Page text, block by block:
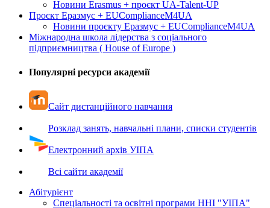
Новини Erasmus + проєкт UA-Talent-UP
Проєкт Еразмус + EUComplianceM4UA
Новини проєкту Еразмус + EUComplianceM4UA
Міжнародна школа лідерства з соціального
підприємництва ( House of Europe )
Популярні ресурси академії
Сайт дистанційного навчання
Розклад занять, навчальні плани, списки студентів
Електронний архів УІПА
Всі сайти академії
Абітурієнт
Спеціальності та освітні програми ННІ "УІПА"